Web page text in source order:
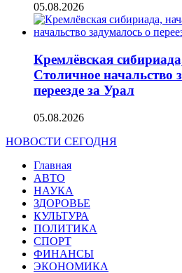
05.08.2026
Кремлёвская
Столичное начальство
переезде за Урал
05.08.2026
НОВОСТИ СЕГОДНЯ
Главная
АВТО
НАУКА
ЗДОРОВЬЕ
КУЛЬТУРА
ПОЛИТИКА
СПОРТ
ФИНАНСЫ
ЭКОНОМИКА